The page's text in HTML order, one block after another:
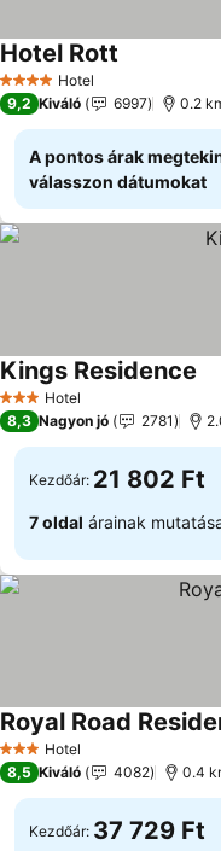
4 KategóriaHotel
Hotel Rott
9,2 Kiváló 6997 0.2
A pontos árak
válasszon dátumokat
3 Kategória
Hotel
Kings Residence
8,3 Nagyon jó 2781
Kezdőár: 21 802 Ft
7 oldal árainak
3 Kategória
Hotel
Royal Road
8,5 Kiváló 4082 0.4
Kezdőár: 37 729 Ft